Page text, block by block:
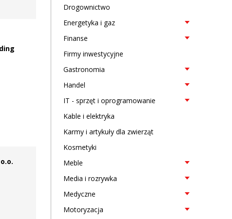
Drogownictwo
Energetyka i gaz
Finanse
Firmy inwestycyjne
Gastronomia
Handel
IT - sprzęt i oprogramowanie
Kable i elektryka
Karmy i artykuły dla zwierząt
Kosmetyki
Meble
Media i rozrywka
Medyczne
Motoryzacja